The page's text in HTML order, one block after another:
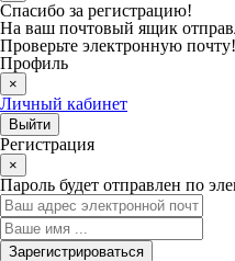
Спасибо за регистрацию!
На ваш почтовый ящик
Проверьте электронную почту!
Профиль
×
Личный кабинет
Регистрация
×
Пароль будет отправлен по